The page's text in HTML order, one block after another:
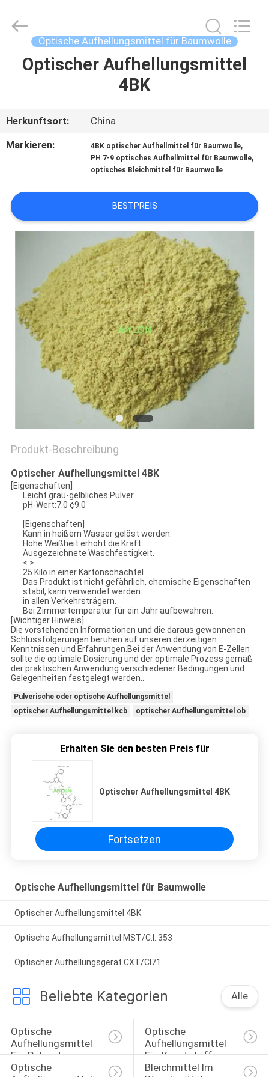
PRODUKTE
ÜBER
UNS
WERKSBESICHTIGUNG
QUALITÄTSKONTROLLE
BITTE
ANGEBOT
SITEMAP
PRIVACY
POLICY
COMPANY
LIMITED.
Optische Aufhellungsmittel für Baumwolle
Optischer Aufhellungsmittel
4BK
Herkunftsort:
China
Markieren:
4BK optischer Aufhellmittel für Baumwolle,
PH 7-9 optisches Aufhellmittel für Baumwolle,
optisches Bleichmittel für Baumwolle
BESTPREIS
Produkt-Beschreibung
Optischer Aufhellungsmittel 4BK
[Eigenschaften]
Leicht grau-gelbliches Pulver
pH-Wert:7.0 ¢9.0
[Eigenschaften]
Kann in heißem Wasser gelöst werden.
Hohe Weißheit erhöht die Kraft.
Ausgezeichnete Waschfestigkeit.
< >
25 Kilo in einer Kartonschachtel.
Das Produkt ist nicht gefährlich, chemische Eigenschaften
stabil, kann verwendet werden
in allen Verkehrsträgern.
Bei Zimmertemperatur für ein Jahr aufbewahren.
[Wichtiger Hinweis]
Die vorstehenden Informationen und die daraus gewonnenen
Schlussfolgerungen beruhen auf unseren derzeitigen
Kenntnissen und Erfahrungen.Bei der Anwendung von E-Zellen
sollte die optimale Dosierung und der optimale Prozess gemäß
der praktischen Anwendung verschiedener Bedingungen und
Gelegenheiten festgelegt werden..
Pulverische oder optische Aufhellungsmittel
optischer Aufhellungsmittel kcb
optischer Aufhellungsmittel ob
Erhalten Sie den besten Preis für
Optischer Aufhellungsmittel 4BK
Fortsetzen
Optische Aufhellungsmittel für Baumwolle
Optischer Aufhellungsmittel 4BK
Optische Aufhellungsmittel MST/C.I. 353
Optischer Aufhellungsgerät CXT/CI71
Beliebte Kategorien Alle
Optische
Aufhellungsmittel
Für Polyester
Optische
Aufhellungsmittel
Für Kunststoffe
Optische
Bleichmittel Im